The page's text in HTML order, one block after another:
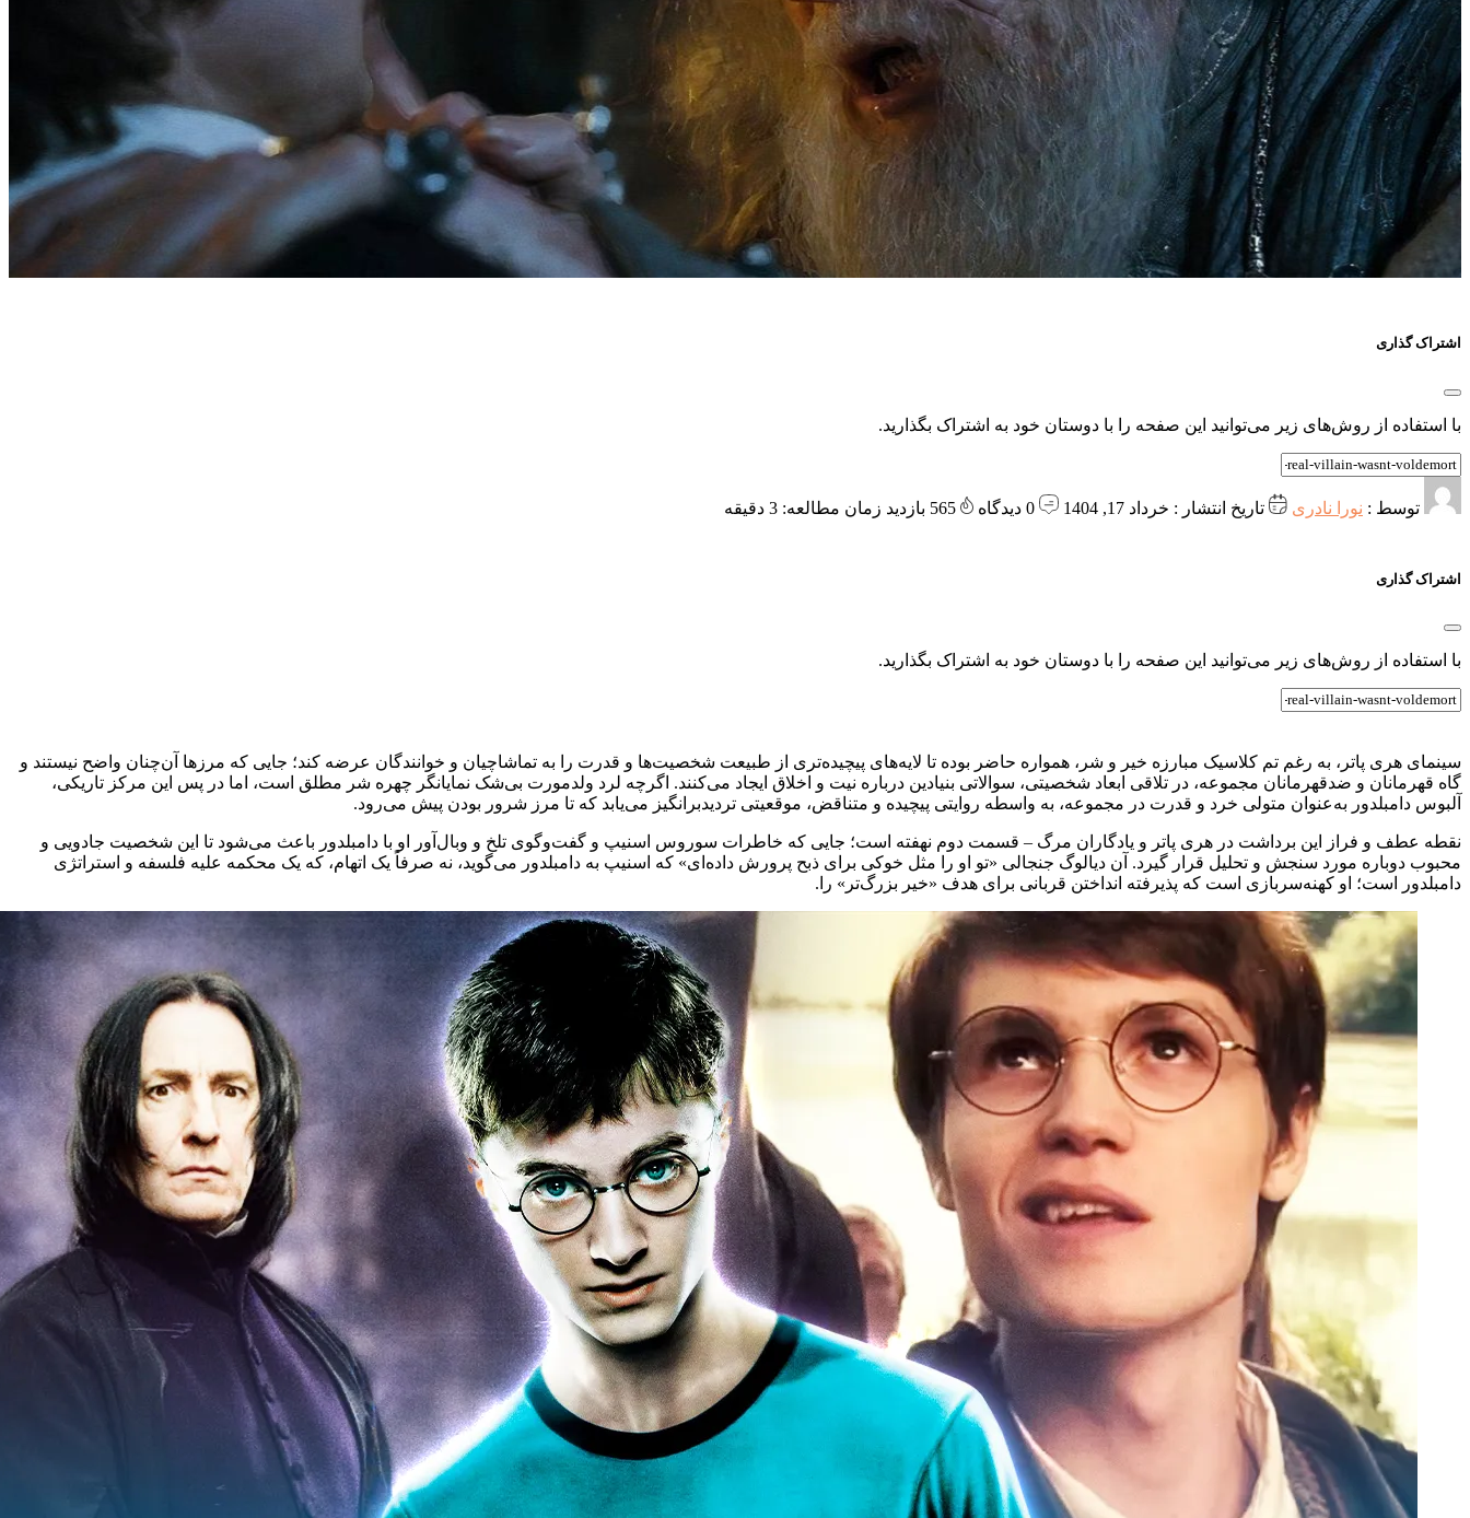
اشتراک گذاری
با استفاده از روش‌های زیر می‌توانید این صفحه را با دوستان خود به اشتراک بگذارید.
توسط : نورا نادری تاریخ انتشار : خرداد 17, 1404 زمان مطالعه: 3 دقیقه
اشتراک گذاری
با استفاده از روش‌های زیر می‌توانید این صفحه را با دوستان خود به اشتراک بگذارید.
سینمای هری پاتر، به رغم تم کلاسیک مبارزه خیر و شر، همواره حاضر بوده تا لایه‌های پیچیده‌تری از طبیعت شخصیت‌ها و قدرت را به تماشاچیان و خوانندگان عرضه کند؛ جایی که مرزها آن‌چنان واضح نیستند و
گاه قهرمانان و ضدقهرمانان مجموعه، در تلاقی ابعاد شخصیتی، سوالاتی بنیادین درباره نیت و اخلاق ایجاد می‌کنند. اگرچه لرد ولدمورت بی‌شک نمایانگر چهره شر مطلق است، اما در پس این مرکز تاریکی،
آلبوس دامبلدور به‌عنوان متولی خرد و قدرت در مجموعه، به واسطه روایتی پیچیده و متناقض، موقعیتی تردیدبرانگیز می‌یابد که تا مرز شرور بودن پیش می‌رود.
نقطه عطف و فراز این برداشت در هری پاتر و یادگاران مرگ – قسمت دوم نهفته است؛ جایی که خاطرات سوروس اسنیپ و گفت‌وگوی تلخ و وبال‌آور او با دامبلدور باعث می‌شود تا این شخصیت جادویی و
محبوب دوباره مورد سنجش و تحلیل قرار گیرد. آن دیالوگ جنجالی «تو او را مثل خوکی برای ذبح پرورش داده‌ای» که اسنیپ به دامبلدور می‌گوید، نه صرفاً یک اتهام، که یک محکمه علیه فلسفه و استراتژی
دامبلدور است؛ او کهنه‌سربازی است که پذیرفته انداختن قربانی برای هدف «خیر بزرگ‌تر» را.